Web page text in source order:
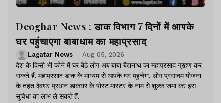
Deoghar News : डाक विभाग 7 दिनों में आपके
घर पहुंचाएगा बाबाधाम का महाप्रसाद
Lagatar News
Aug 05, 2026
देश के किसी भी कोने में घर बैठे लोग अब बाबा बैद्यनाथ का महाप्रसाद ग्रहण कर
सकते हैं. महाप्रसाद डाक के माध्यम से आपके घर पहुंचेगा. लोग प्रसादम योजना
के तहत देवघर प्रधान डाकघर के पोस्ट मास्टर के नाम से शुल्क जमा कर इस
सुविधा का लाभ ले सकते हैं.